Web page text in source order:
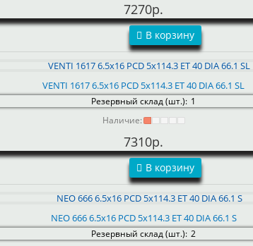
7270р.
В корзину
VENTI 1617 6.5x16 PCD 5x114.3 ET 40 DIA 66.1 SL
Резервный склад (шт.): 1
Наличие:
7310р.
В корзину
NEO 666 6.5x16 PCD 5x114.3 ET 40 DIA 66.1 S
Резервный склад (шт.): 2